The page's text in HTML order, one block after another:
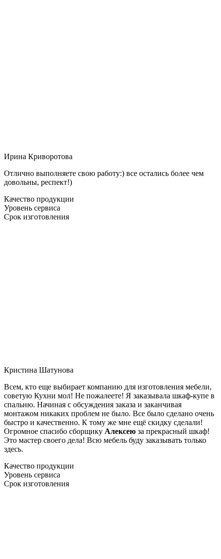
Ирина Криворотова
Отлично выполняете свою работу:) все остались более чем
довольны, респект!)
Качество продукции
Уровень сервиса
Срок изготовления
Кристина Шатунова
Всем, кто еще выбирает компанию для изготовления мебели,
советую Кухни мол! Не пожалеете! Я заказывала шкаф-купе в
спальню. Начиная с обсуждения заказа и заканчивая
монтажом никаких проблем не было. Все было сделано очень
быстро и качественно. К тому же мне ещё скидку сделали!
Огромное спасибо сборщику Алексею за прекрасный шкаф!
Это мастер своего дела! Всю мебель буду заказывать только
здесь.
Качество продукции
Уровень сервиса
Срок изготовления